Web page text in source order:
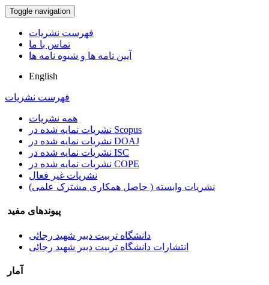
Toggle navigation
فهرست نشریات
تماس با ما
آیین نامه ها و شیوه نامه ها
English
فهرست نشریات
همه نشریات
نشریات نمایه شده در Scopus
نشریات نمایه شده در DOAJ
نشریات نمایه شده در ISC
نشریات نمایه شده در COPE
نشریات غیر فعال
نشریات وابسته ( حاصل همکاری مشترک علمی)
پیوندهای مفید
دانشگاه تربیت دبیر شهید رجائی
انتشارات دانشگاه تربیت دبیر شهید رجائی
آمار